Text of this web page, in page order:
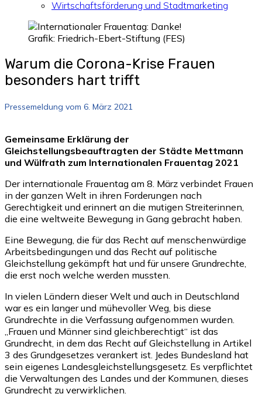
Wirtschaftsförderung und Stadtmarketing
Grafik: Friedrich-Ebert-Stiftung (FES)
Warum die Corona-Krise Frauen
besonders hart trifft
Pressemeldung vom 6. März 2021
Gemeinsame Erklärung der
Gleichstellungsbeauftragten der Städte Mettmann
und Wülfrath zum Internationalen Frauentag 2021
Der internationale Frauentag am 8. März verbindet Frauen
in der ganzen Welt in ihren Forderungen nach
Gerechtigkeit und erinnert an die mutigen Streiterinnen,
die eine weltweite Bewegung in Gang gebracht haben.
Eine Bewegung, die für das Recht auf menschenwürdige
Arbeitsbedingungen und das Recht auf politische
Gleichstellung gekämpft hat und für unsere Grundrechte,
die erst noch welche werden mussten.
In vielen Ländern dieser Welt und auch in Deutschland
war es ein langer und mühevoller Weg, bis diese
Grundrechte in die Verfassung aufgenommen wurden.
„Frauen und Männer sind gleichberechtigt“ ist das
Grundrecht, in dem das Recht auf Gleichstellung in Artikel
3 des Grundgesetzes verankert ist. Jedes Bundesland hat
sein eigenes Landesgleichstellungsgesetz. Es verpflichtet
die Verwaltungen des Landes und der Kommunen, dieses
Grundrecht zu verwirklichen.